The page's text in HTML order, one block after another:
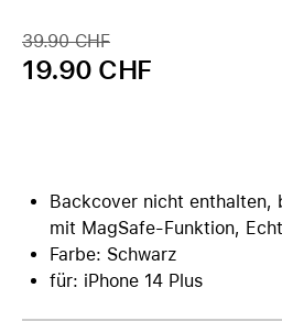
39.90 CHF
19.90 CHF
Backcover nicht enthalten,
mit MagSafe-Funktion,
Farbe: Schwarz
für: iPhone 14 Plus